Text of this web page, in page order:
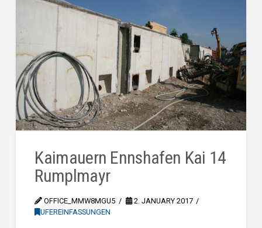
Kaimauern Ennshafen Kai 14
Rumplmayr
OFFICE_MMW8MGU5
2. JANUARY 2017
UFEREINFASSUNGEN